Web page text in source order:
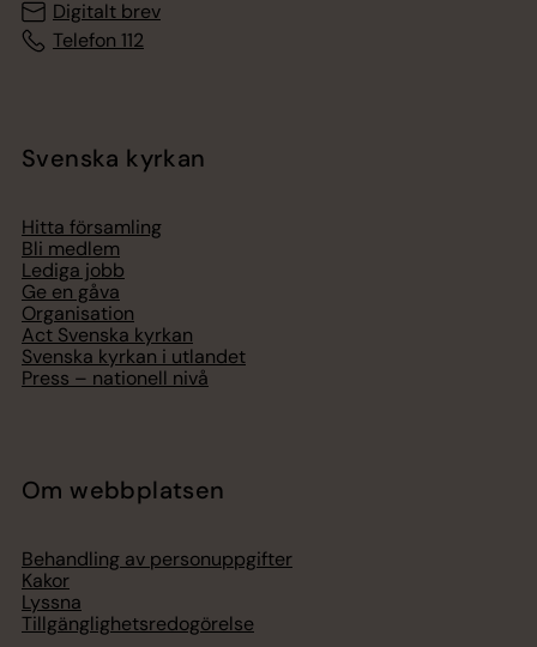
Digitalt brev
Telefon 112
Svenska kyrkan
Hitta församling
Bli medlem
Lediga jobb
Ge en gåva
Organisation
Act Svenska kyrkan
Svenska kyrkan i utlandet
Press – nationell nivå
Om webbplatsen
Behandling av personuppgifter
Kakor
Lyssna
Tillgänglighetsredogörelse